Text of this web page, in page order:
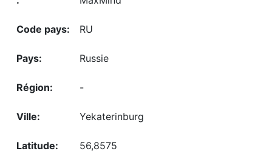
RU
Russie
-
Yekaterinburg
56,8575